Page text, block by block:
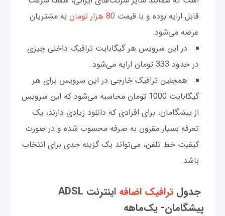
قابل ارایه بوده و با قیمت80 هزار تومان
به مشتریان
عرضه می‌شود.
در این سرویس هر گیگابایت ترافیک داخلی چیزی
در حدود 333 تومان ارایه می‌شود.
همچنین ترافیک خارجی در این سرویس برای هر
گیگابایت 1000 تومان محاسبه می‌شود که این سرویس
از پیشگامان، برای افرادی که دانلود زیادی دارند، یک
تعرفه بسیار مقرون به صرفه محسوب شده و در صورت
کیفیت خط تلفن، می‌تواند یک گزینه جدی برای انتخاب
باشد.
جدولترافیک اضافه
اینترنت ADSL
پیشگامان- یک‌ماهه